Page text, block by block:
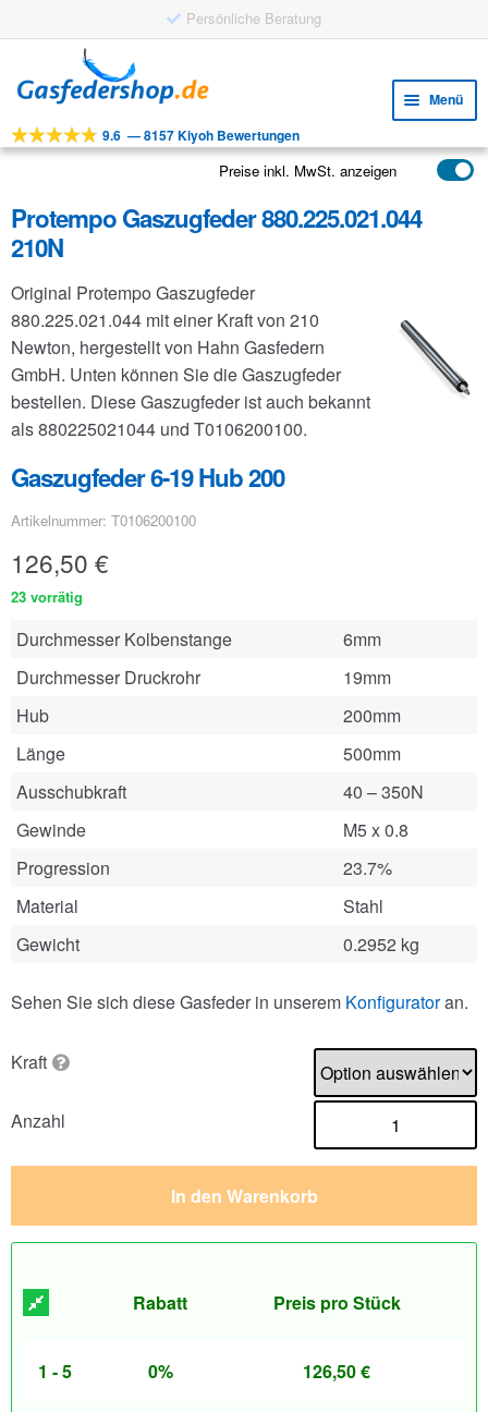
Persönliche Beratung
Navigation
springen
Inhalt
springen
Menü
Werkzeuge
Anwendungen
FAQ
9.6 —8157 Kiyoh Bewertungen
Preise inkl. MwSt. anzeigen
Protempo Gaszugfeder 880.225.021.044
210N
Original Protempo Gaszugfeder
880.225.021.044 mit einer Kraft von 210
Newton, hergestellt von Hahn Gasfedern
GmbH. Unten können Sie die Gaszugfeder
bestellen. Diese Gaszugfeder ist auch bekannt
als 880225021044 und T0106200100.
Gaszugfeder 6-19 Hub 200
Artikelnummer: T0106200100
126,50 €
23 vorrätig
Durchmesser Kolbenstange
6mm
Durchmesser Druckrohr
19mm
Hub
200mm
Länge
500mm
Ausschubkraft
40 – 350N
Gewinde
M5 x 0.8
Progression
23.7%
Material
Stahl
Gewicht
0.2952 kg
Sehen Sie sich diese Gasfeder in unserem Konfiguratoran.
Kraft
Anzahl
In den Warenkorb
Rabatt Preis pro Stück
1 - 5 0% 126,50€